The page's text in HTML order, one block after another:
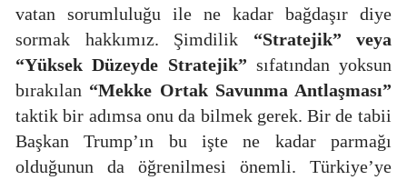
vatan sorumluluğu ile ne kadar bağdaşır diye
sormak hakkımız. Şimdilik “Stratejik” veya
“Yüksek Düzeyde Stratejik” sıfatından yoksun
bırakılan “Mekke Ortak Savunma Antlaşması”
taktik bir adımsa onu da bilmek gerek. Bir de tabii
Başkan Trump’ın bu işte ne kadar parmağı
olduğunun da öğrenilmesi önemli. Türkiye’ye